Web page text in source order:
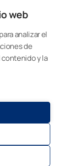
web
analizar el
de
contenido y la